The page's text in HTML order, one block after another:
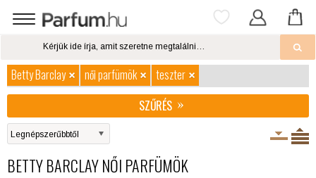
Betty Barclay női parfümök
teszter
SZŰRÉS
BETTY BARCLAY NŐI PARFÜMÖK